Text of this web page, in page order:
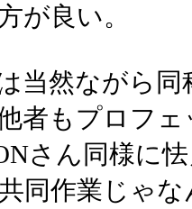
が良い。
当然ながら
者もプロフ
さん同様に
同作業じゃ